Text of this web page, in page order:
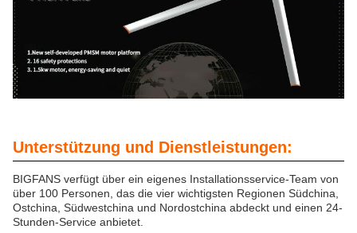
Unterstützung und Dienstleistungen:
BIGFANS verfügt über ein eigenes Installationsservice-Team von
über 100 Personen, das die vier wichtigsten Regionen Südchina,
Ostchina, Südwestchina und Nordostchina abdeckt und einen 24-
Stunden-Service anbietet.